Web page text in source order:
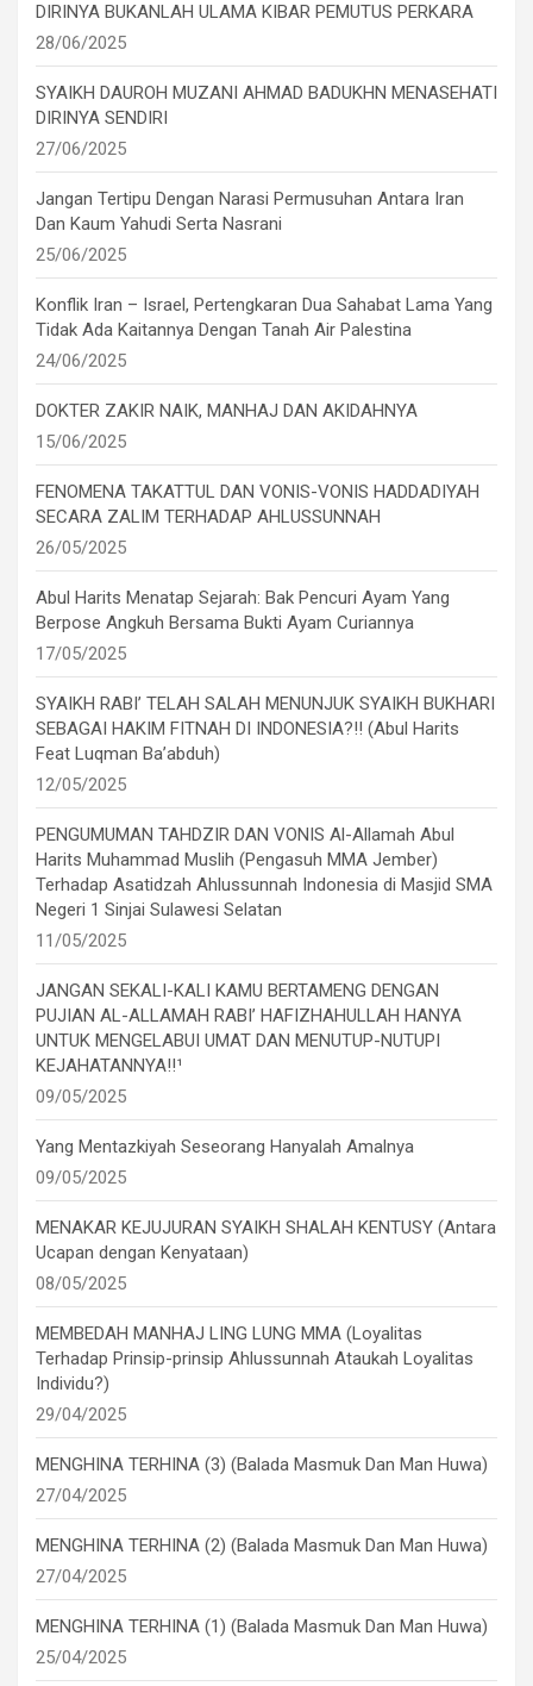
DIRINYA BUKANLAH ULAMA KIBAR PEMUTUS PERKARA
28/06/2025
SYAIKH DAUROH MUZANI AHMAD BADUKHN MENASEHATI
DIRINYA SENDIRI
27/06/2025
Jangan Tertipu Dengan Narasi Permusuhan Antara Iran
Dan Kaum Yahudi Serta Nasrani
25/06/2025
Konflik Iran – Israel, Pertengkaran Dua Sahabat Lama Yang
Tidak Ada Kaitannya Dengan Tanah Air Palestina
24/06/2025
DOKTER ZAKIR NAIK, MANHAJ DAN AKIDAHNYA
15/06/2025
FENOMENA TAKATTUL DAN VONIS-VONIS HADDADIYAH
SECARA ZALIM TERHADAP AHLUSSUNNAH
26/05/2025
Abul Harits Menatap Sejarah: Bak Pencuri Ayam Yang
Berpose Angkuh Bersama Bukti Ayam Curiannya
17/05/2025
SYAIKH RABI’ TELAH SALAH MENUNJUK SYAIKH BUKHARI
SEBAGAI HAKIM FITNAH DI INDONESIA?!! (Abul Harits
Feat Luqman Ba’abduh)
12/05/2025
PENGUMUMAN TAHDZIR DAN VONIS Al-Allamah Abul
Harits Muhammad Muslih (Pengasuh MMA Jember)
Terhadap Asatidzah Ahlussunnah Indonesia di Masjid SMA
Negeri 1 Sinjai Sulawesi Selatan
11/05/2025
JANGAN SEKALI-KALI KAMU BERTAMENG DENGAN
PUJIAN AL-ALLAMAH RABI’ HAFIZHAHULLAH HANYA
UNTUK MENGELABUI UMAT DAN MENUTUP-NUTUPI
KEJAHATANNYA!!¹
09/05/2025
Yang Mentazkiyah Seseorang Hanyalah Amalnya
09/05/2025
MENAKAR KEJUJURAN SYAIKH SHALAH KENTUSY (Antara
Ucapan dengan Kenyataan)
08/05/2025
MEMBEDAH MANHAJ LING LUNG MMA (Loyalitas
Terhadap Prinsip-prinsip Ahlussunnah Ataukah Loyalitas
Individu?)
29/04/2025
MENGHINA TERHINA (3) (Balada Masmuk Dan Man Huwa)
27/04/2025
MENGHINA TERHINA (2) (Balada Masmuk Dan Man Huwa)
27/04/2025
MENGHINA TERHINA (1) (Balada Masmuk Dan Man Huwa)
25/04/2025